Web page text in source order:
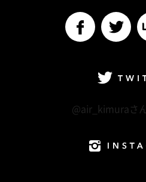
@air_kimuraさ